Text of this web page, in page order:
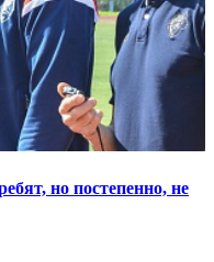
но постепенно, не